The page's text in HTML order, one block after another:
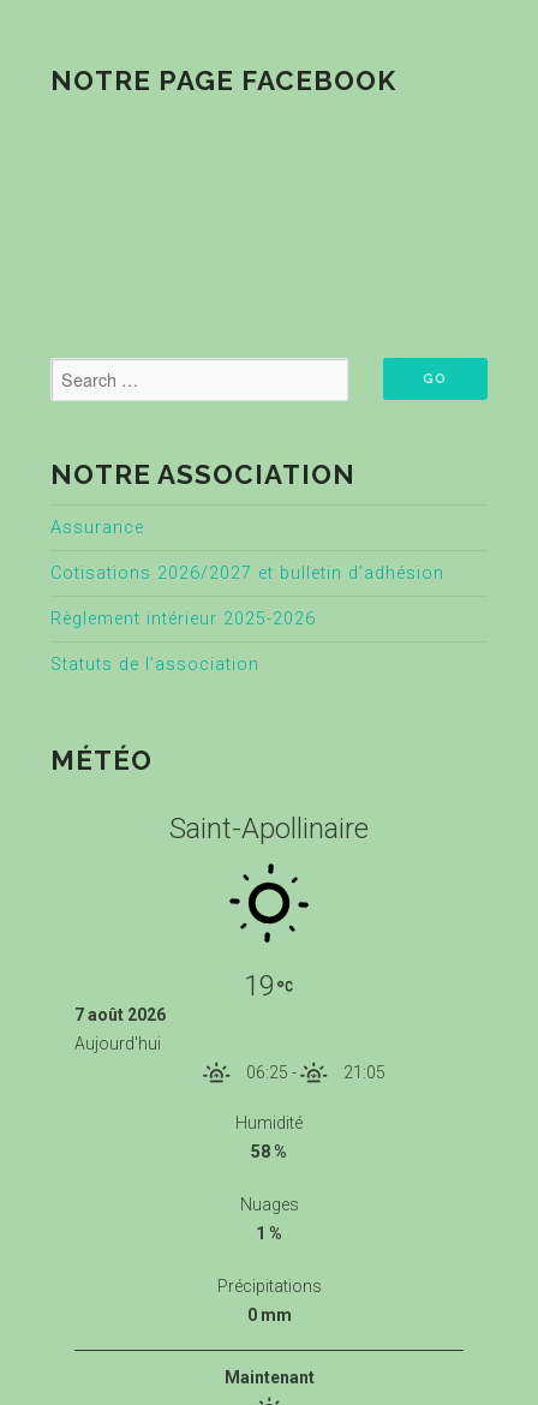
NOTRE PAGE FACEBOOK
NOTRE ASSOCIATION
Assurance
Cotisations 2026/2027 et bulletin d’adhésion
Règlement intérieur 2025-2026
Statuts de l’association
MÉTÉO
Saint-Apollinaire
19
7 août 2026
Aujourd'hui
06:25 - 21:05
Humidité
58 %
Nuages
1 %
Précipitations
0 mm
Maintenant